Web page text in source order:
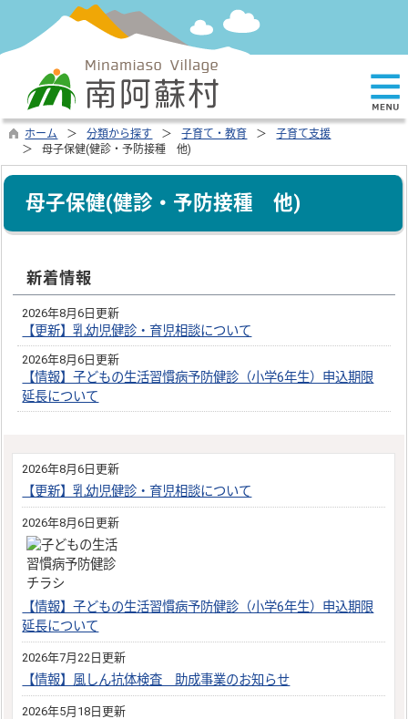
ホーム 分類から探す 子育て・教育
子育て支援
母子保健(健診・予防接種 他)
母子保健(健診・予防接種 他)
新着情報
2026年8月6日更新
【更新】乳幼児健診・育児相談について
2026年8月6日更新
【情報】子どもの生活習慣病予防健診（小学6年生）申込期限
延長について
2026年8月6日更新
【更新】乳幼児健診・育児相談について
2026年8月6日更新
【情報】子どもの生活習慣病予防健診（小学6年生）申込期限
延長について
2026年7月22日更新
【情報】風しん抗体検査 助成事業のお知らせ
2026年5月18日更新